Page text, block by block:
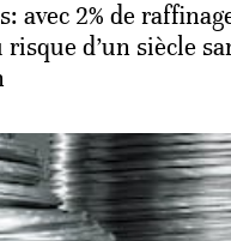
avec 2% de
d’un siècle